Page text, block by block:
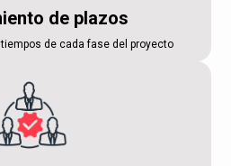
de plazos
de cada fase del proyecto